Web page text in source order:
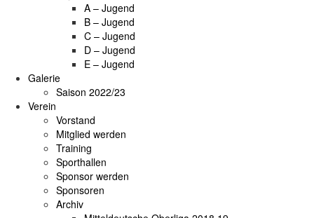
A – Jugend
B – Jugend
C – Jugend
D – Jugend
E – Jugend
Galerie
Saison 2022/23
Verein
Vorstand
Mitglied werden
Training
Sporthallen
Sponsor werden
Sponsoren
Archiv